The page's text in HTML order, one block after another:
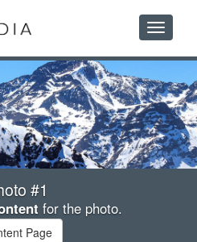
Toggle
#1
for the photo.
Page